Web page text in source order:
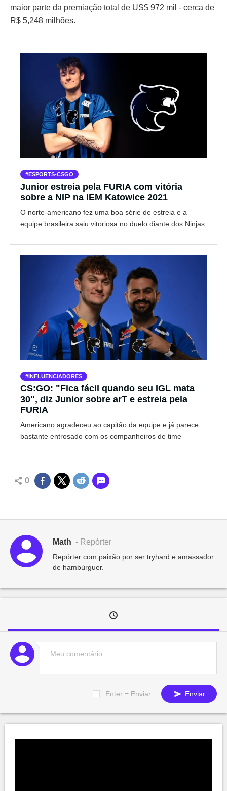
maior parte da premiação total de US$ 972 mil - cerca de
R$ 5,248 milhões.
ESPORTS-CSGO
Junior estreia pela FURIA com vitória
sobre a NIP na IEM Katowice 2021
O norte-americano fez uma boa série de estreia e a
equipe brasileira saiu vitoriosa no duelo diante dos Ninjas
INFLUENCIADORES
CS:GO: "Fica fácil quando seu IGL mata
30", diz Junior sobre arT e estreia pela
FURIA
Americano agradeceu ao capitão da equipe e já parece
bastante entrosado com os companheiros de time
0
Math - Repórter
Repórter com paixão por ser tryhard e amassador
de hambúrguer.
Enter = Enviar Enviar